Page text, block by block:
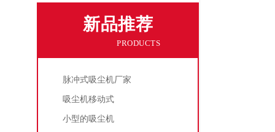
新品推荐
PRODUCTS
脉冲式吸尘机厂家
吸尘机移动式
小型的吸尘机